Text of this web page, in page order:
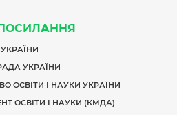
УКРАЇНИ
ОСВІТИ І НАУКИ УКРАЇНИ
ОСВІТИ І НАУКИ (КМДА)